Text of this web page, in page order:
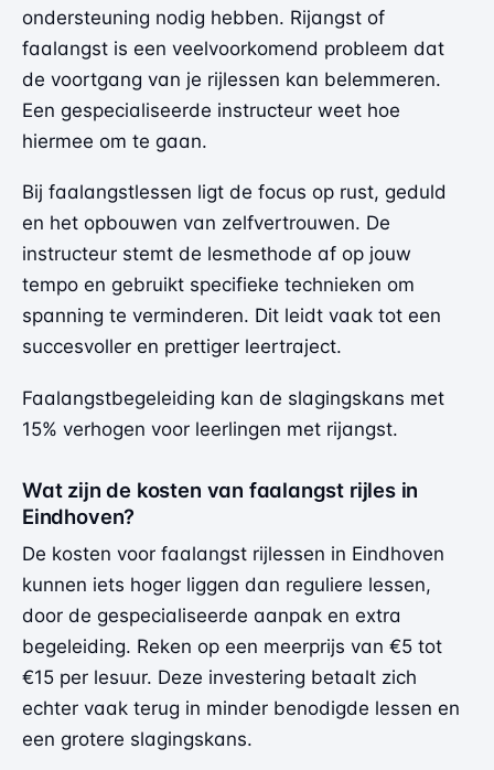
ondersteuning nodig hebben. Rijangst of
faalangst is een veelvoorkomend probleem dat
de voortgang van je rijlessen kan belemmeren.
Een gespecialiseerde instructeur weet hoe
hiermee om te gaan.
Bij faalangstlessen ligt de focus op rust, geduld
en het opbouwen van zelfvertrouwen. De
instructeur stemt de lesmethode af op jouw
tempo en gebruikt specifieke technieken om
spanning te verminderen. Dit leidt vaak tot een
succesvoller en prettiger leertraject.
Faalangstbegeleiding kan de slagingskans met
15% verhogen voor leerlingen met rijangst.
Wat zijn de kosten van faalangst rijles in
Eindhoven?
De kosten voor faalangst rijlessen in Eindhoven
kunnen iets hoger liggen dan reguliere lessen,
door de gespecialiseerde aanpak en extra
begeleiding. Reken op een meerprijs van €5 tot
€15 per lesuur. Deze investering betaalt zich
echter vaak terug in minder benodigde lessen en
een grotere slagingskans.